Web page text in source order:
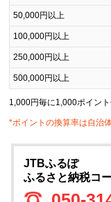
50,000円以上
100,000円以上
250,000円以上
500,000円以上
1,000円毎に1,000ポイン
*ポイントの換算率は自治
JTBふるぽ
ふるさと納税コ